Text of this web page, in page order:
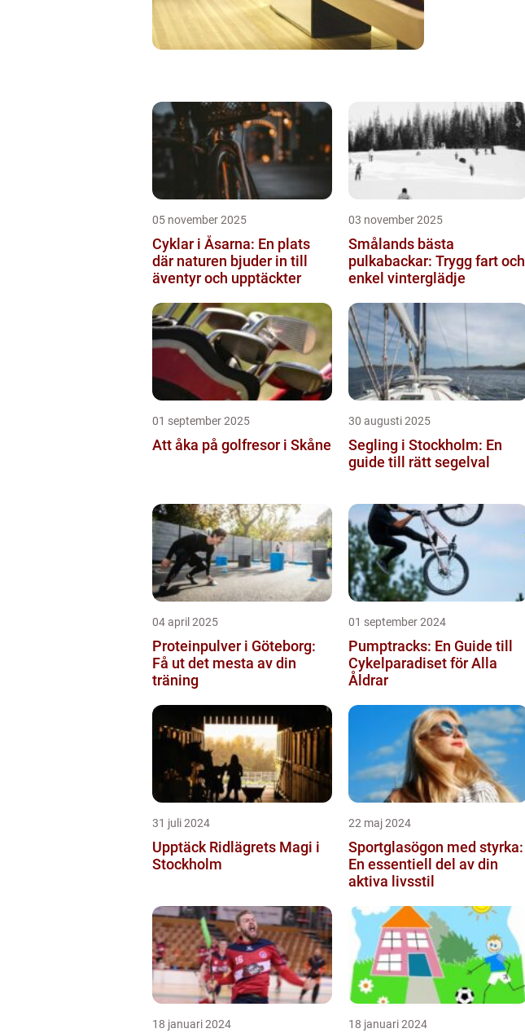
05 november 2025
Cyklar i Åsarna: En plats
där naturen bjuder in till
äventyr och upptäckter
03 november 2025
Smålands bästa
pulkabackar: Trygg fart och
enkel vinterglädje
01 september 2025
Att åka på golfresor i Skåne
30 augusti 2025
Segling i Stockholm: En
guide till rätt segelval
04 april 2025
Proteinpulver i Göteborg:
Få ut det mesta av din
träning
01 september 2024
Pumptracks: En Guide till
Cykelparadiset för Alla
Åldrar
31 juli 2024
Upptäck Ridlägrets Magi i
Stockholm
22 maj 2024
Sportglasögon med styrka:
En essentiell del av din
aktiva livsstil
18 januari 2024 18 januari 2024